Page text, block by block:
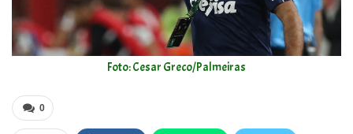
Foto: Cesar Greco/Palmeiras
0